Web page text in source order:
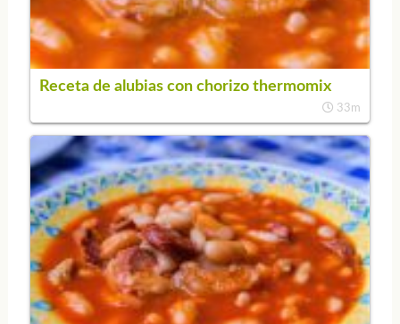
Receta de alubias con chorizo thermomix
33m